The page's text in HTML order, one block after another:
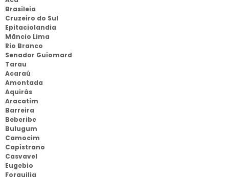
Brasileia
Cruzeiro do Sul
Epitaciolandia
Mâncio Lima
Rio Branco
Senador Guiomard
Tarau
Acaraú
Amontada
Aquirás
Aracatim
Barreira
Beberibe
Bulugum
Camocim
Capistrano
Casvavel
Eugebio
Forquilia